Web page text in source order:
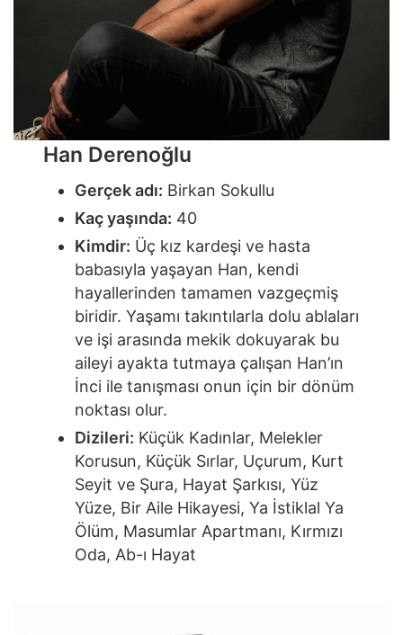
Han Derenoğlu
Gerçek adı: Birkan Sokullu
Kaç yaşında: 40
Kimdir: Üç kız kardeşi ve hasta
babasıyla yaşayan Han, kendi
hayallerinden tamamen vazgeçmiş
biridir. Yaşamı takıntılarla dolu ablaları
ve işi arasında mekik dokuyarak bu
aileyi ayakta tutmaya çalışan Han’ın
İnci ile tanışması onun için bir dönüm
noktası olur.
Dizileri: Küçük Kadınlar, Melekler
Korusun, Küçük Sırlar, Uçurum, Kurt
Seyit ve Şura, Hayat Şarkısı, Yüz
Yüze, Bir Aile Hikayesi, Ya İstiklal Ya
Ölüm, Masumlar Apartmanı, Kırmızı
Oda, Ab-ı Hayat